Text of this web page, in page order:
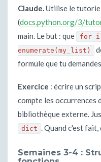
Claude.Utilise le
(docs.python.org/3/
main. Le but : que
for
enumerate(my_list)
formule que tu
Exercice : écrire un
compte les occurrences
bibliothèque externe.
dict . Quand c'est fait,
Semaines 3-4 :